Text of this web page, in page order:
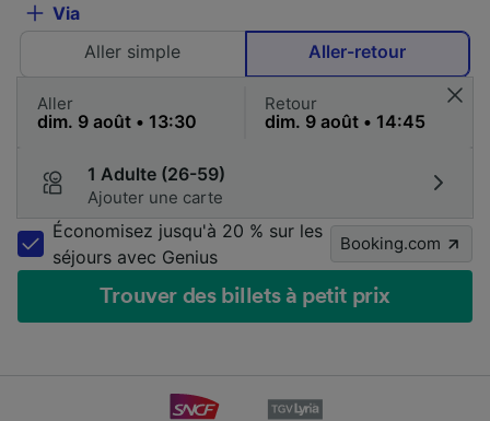
Via
Aller simple
Aller-retour
Aller Retour
1 Adulte (26-59)
Ajouter une carte
Économisez jusqu'à 20 % sur les
séjours avec Genius
Booking.com
Trouver des billets à petit prix